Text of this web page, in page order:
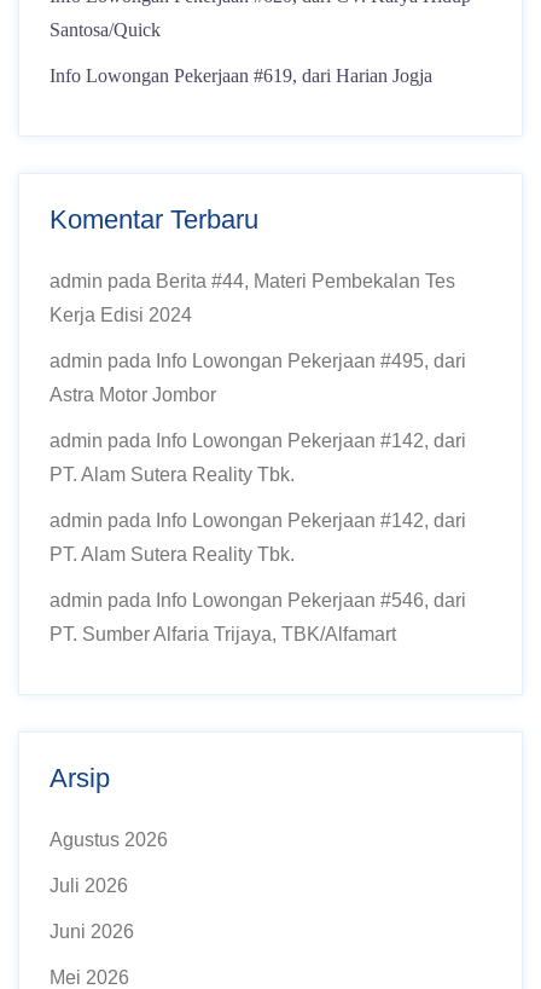
Santosa/Quick
Info Lowongan Pekerjaan #619, dari Harian Jogja
Komentar Terbaru
admin pada Berita #44, Materi Pembekalan Tes
Kerja Edisi 2024
admin pada Info Lowongan Pekerjaan #495, dari
Astra Motor Jombor
admin pada Info Lowongan Pekerjaan #142, dari
PT. Alam Sutera Reality Tbk.
admin pada Info Lowongan Pekerjaan #142, dari
PT. Alam Sutera Reality Tbk.
admin pada Info Lowongan Pekerjaan #546, dari
PT. Sumber Alfaria Trijaya, TBK/Alfamart
Arsip
Agustus 2026
Juli 2026
Juni 2026
Mei 2026